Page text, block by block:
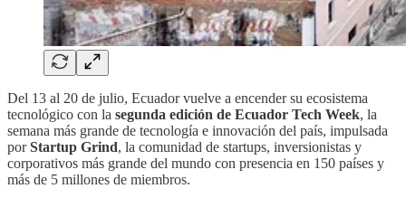
Del 13 al 20 de julio, Ecuador vuelve a encender su ecosistema
tecnológico con la segunda edición de Ecuador Tech Week, la
semana más grande de tecnología e innovación del país, impulsada
porStartup Grind, la comunidad de startups, inversionistas y
corporativos más grande del mundo con presencia en 150 países y
más de 5 millones de miembros.